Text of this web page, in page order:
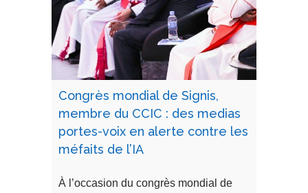
Congrès mondial de Signis,
membre du CCIC : des medias
portes-voix en alerte contre les
méfaits de l’IA
À l’occasion du congrès mondial de